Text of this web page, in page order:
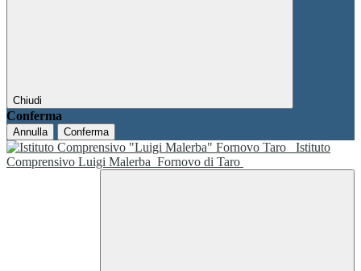
Chiudi
Conferma
Annulla Conferma
Istituto
Comprensivo Luigi Malerba Fornovo di Taro